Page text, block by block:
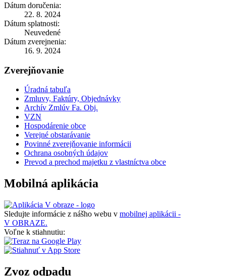
Dátum doručenia:
22. 8. 2024
Dátum splatnosti:
Neuvedené
Dátum zverejnenia:
16. 9. 2024
Zverejňovanie
Úradná tabuľa
Zmluvy, Faktúry, Objednávky
Archív Zmlúv Fa. Obj.
VZN
Hospodárenie obce
Verejné obstarávanie
Povinné zverejňovanie informácii
Ochrana osobných údajov
Prevod a prechod majetku z vlastníctva obce
Mobilná aplikácia
Sledujte informácie z nášho webu v mobilnej aplikácii -
V OBRAZE.
Voľne k stiahnutiu:
Zvoz odpadu